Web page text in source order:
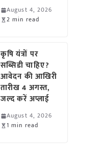
August 4, 2026
2 min read
कृषि यंत्रों पर
सब्सिडी चाहिए?
आवेदन की आखिरी
तारीख 4 अगस्त,
जल्द करें अप्लाई
August 4, 2026
1 min read